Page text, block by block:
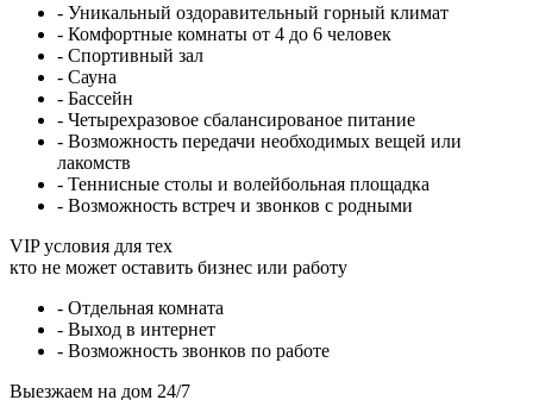
- Уникальный оздоравительный горный климат
- Комфортные комнаты от 4 до 6 человек
- Спортивный зал
- Сауна
- Бассейн
- Четырехразовое сбалансированое питание
- Возможность передачи необходимых вещей или
лакомств
- Теннисные столы и волейбольная площадка
- Возможность встреч и звонков с родными
VIP условия для тех
кто не может оставить бизнес или работу
- Отдельная комната
- Выход в интернет
- Возможность звонков по работе
Выезжаем на дом 24/7